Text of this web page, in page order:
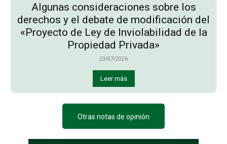
Algunas consideraciones sobre los
derechos y el debate de modificación del
«Proyecto de Ley de Inviolabilidad de la
Propiedad Privada»
23/07/2026
Leer más
Otras notas de opinión